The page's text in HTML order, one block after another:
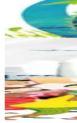
Eflammez la
En stock13,00 €
Bannoù-heol
Like the
Notre planète est
En stock13,00 €